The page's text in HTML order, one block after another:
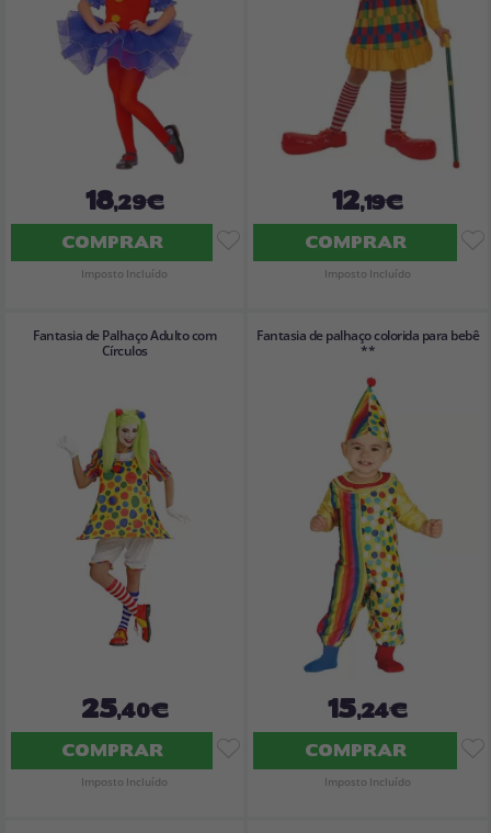
18,29€
COMPRAR
Imposto Incluído
12,19€
COMPRAR
Imposto Incluído
Fantasia de Palhaço Adulto com
Círculos
25,40€
COMPRAR
Imposto Incluído
Fantasia de palhaço colorida para bebê
**
15,24€
COMPRAR
Imposto Incluído